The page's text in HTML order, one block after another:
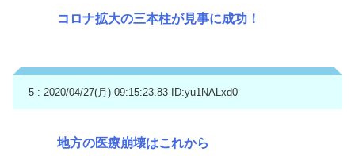
コロナ拡大の三本柱が見事に成功！
5 : 2020/04/27(月) 09:15:23.83 ID:yu1NALxd0
地方の医療崩壊はこれから